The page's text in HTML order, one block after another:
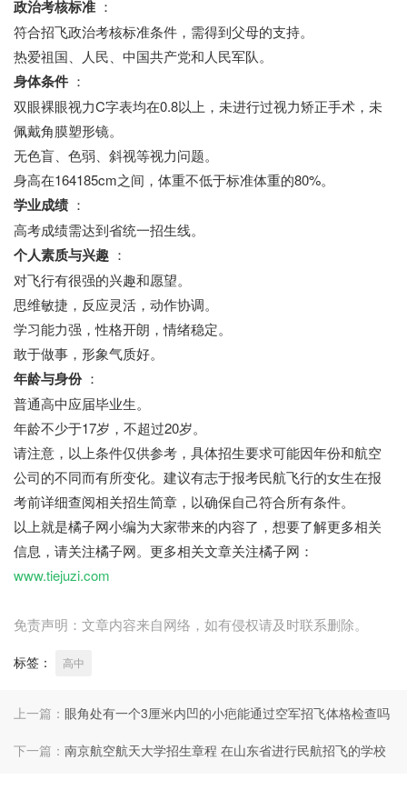
政治考核标准 ：
符合招飞政治考核标准条件，需得到父母的支持。
热爱祖国、人民、中国共产党和人民军队。
身体条件 ：
双眼裸眼视力C字表均在0.8以上，未进行过视力矫正手术，未
佩戴角膜塑形镜。
无色盲、色弱、斜视等视力问题。
身高在164185cm之间，体重不低于标准体重的80%。
学业成绩 ：
高考成绩需达到省统一招生线。
个人素质与兴趣 ：
对飞行有很强的兴趣和愿望。
思维敏捷，反应灵活，动作协调。
学习能力强，性格开朗，情绪稳定。
敢于做事，形象气质好。
年龄与身份 ：
普通高中应届毕业生。
年龄不少于17岁，不超过20岁。
请注意，以上条件仅供参考，具体招生要求可能因年份和航空
公司的不同而有所变化。建议有志于报考民航飞行的女生在报
考前详细查阅相关招生简章，以确保自己符合所有条件。
以上就是橘子网小编为大家带来的内容了，想要了解更多相关
信息，请关注橘子网。更多相关文章关注橘子网：
www.tiejuzi.com
免责声明：文章内容来自网络，如有侵权请及时联系删除。
标签： 高中
上一篇： 眼角处有一个3厘米内凹的小疤能通过空军招飞体格检查吗
下一篇： 南京航空航天大学招生章程 在山东省进行民航招飞的学校